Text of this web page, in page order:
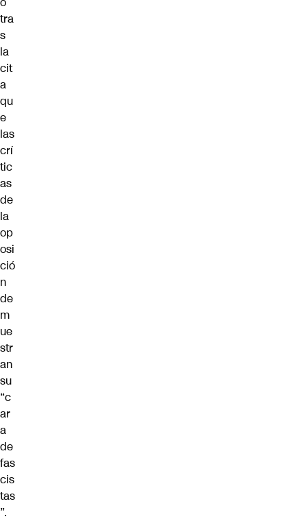
tra
s
la
cit
a
qu
e
las
crí
tic
as
de
la
op
osi
ció
n
de
m
ue
str
an
su
“c
ar
a
de
fas
cis
tas
”.